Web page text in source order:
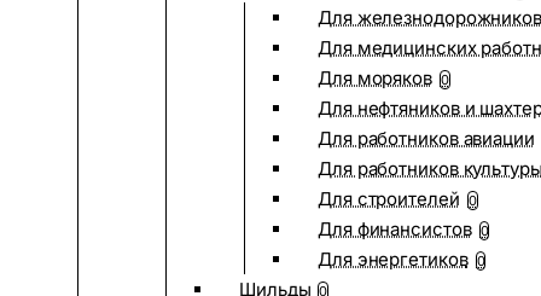
Для железнодорожников
Для медицинских
Для моряков 0
Для нефтяников и
Для работников авиации
Для работников
Для строителей 0
Для финансистов 0
Для энергетиков 0
Шильды 0